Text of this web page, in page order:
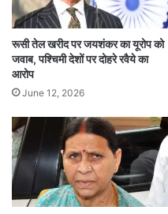
रूसी तेल खरीद पर जयशंकर का यूरोप को
जवाब, पश्चिमी देशों पर दोहरे रवैये का
आरोप
June 12, 2026